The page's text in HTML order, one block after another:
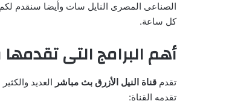
الصناعى المصرى النايل سات وأيضا سنقدم لكم
كل ساعة.
أهم البرامج التى
تقدم قناة النيل الأزرق بث مباشر العديد
تقدمه القناة: